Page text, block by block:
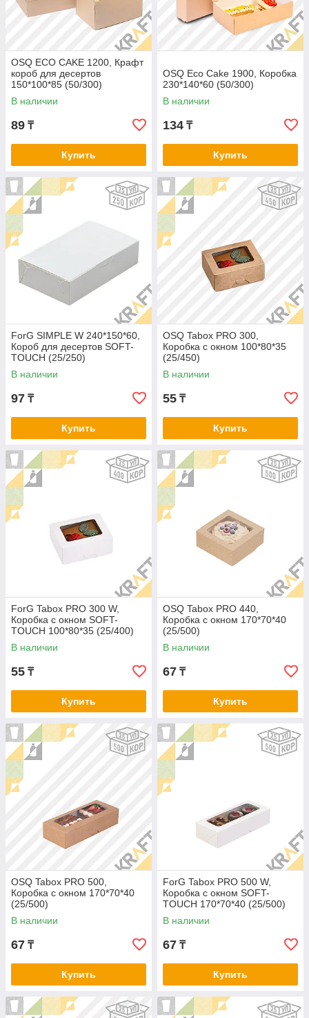
OSQ ECO CAKE 1200, Крафт
короб для десертов
150*100*85 (50/300)
В наличии
89 ₸
Купить
OSQ Eco Cake 1900, Коробка
230*140*60 (50/300)
В наличии
134 ₸
Купить
ForG SIMPLE W 240*150*60,
Короб для десертов SOFT-
TOUCH (25/250)
В наличии
97 ₸
Купить
OSQ Tabox PRO 300,
Коробка с окном 100*80*35
(25/450)
В наличии
55 ₸
Купить
ForG Tabox PRO 300 W,
Коробка с окном SOFT-
TOUCH 100*80*35 (25/400)
В наличии
55 ₸
Купить
OSQ Tabox PRO 440,
Коробка с окном 170*70*40
(25/500)
В наличии
67 ₸
Купить
OSQ Tabox PRO 500,
Коробка с окном 170*70*40
(25/500)
В наличии
67 ₸
Купить
ForG Tabox PRO 500 W,
Коробка с окном SOFT-
TOUCH 170*70*40 (25/500)
В наличии
67 ₸
Купить